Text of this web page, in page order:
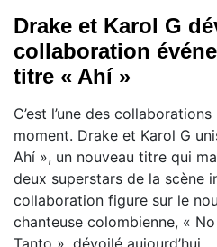
Drake et Karol G
collaboration
titre « Ahí »
C’est l’une des
moment. Drake et Karol G
Ahí », un nouveau titre qui
deux superstars de la scène
collaboration figure sur le
chanteuse colombienne, «